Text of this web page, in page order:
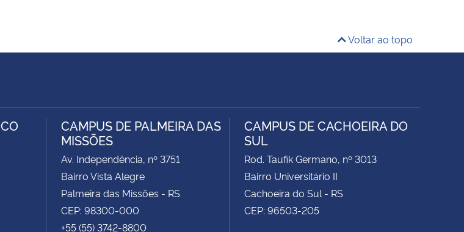
Voltar ao topo
CAMPUS DE PALMEIRA DAS
MISSÕES
Av. Independência, nº 3751
Bairro Vista Alegre
Palmeira das Missões - RS
CEP: 98300-000
+55 (55) 3742-8800
CAMPUS DE CACHOEIRA DO
SUL
Rod. Taufik Germano, nº 3013
Bairro Universitário II
Cachoeira do Sul - RS
CEP: 96503-205